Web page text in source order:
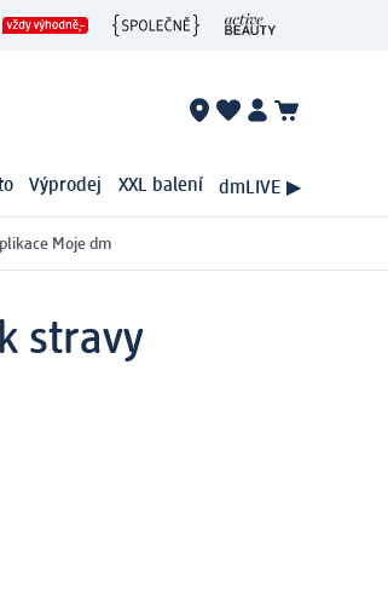
Výprodej XXL balení dmLIVE ▶
Moje dm
stravy